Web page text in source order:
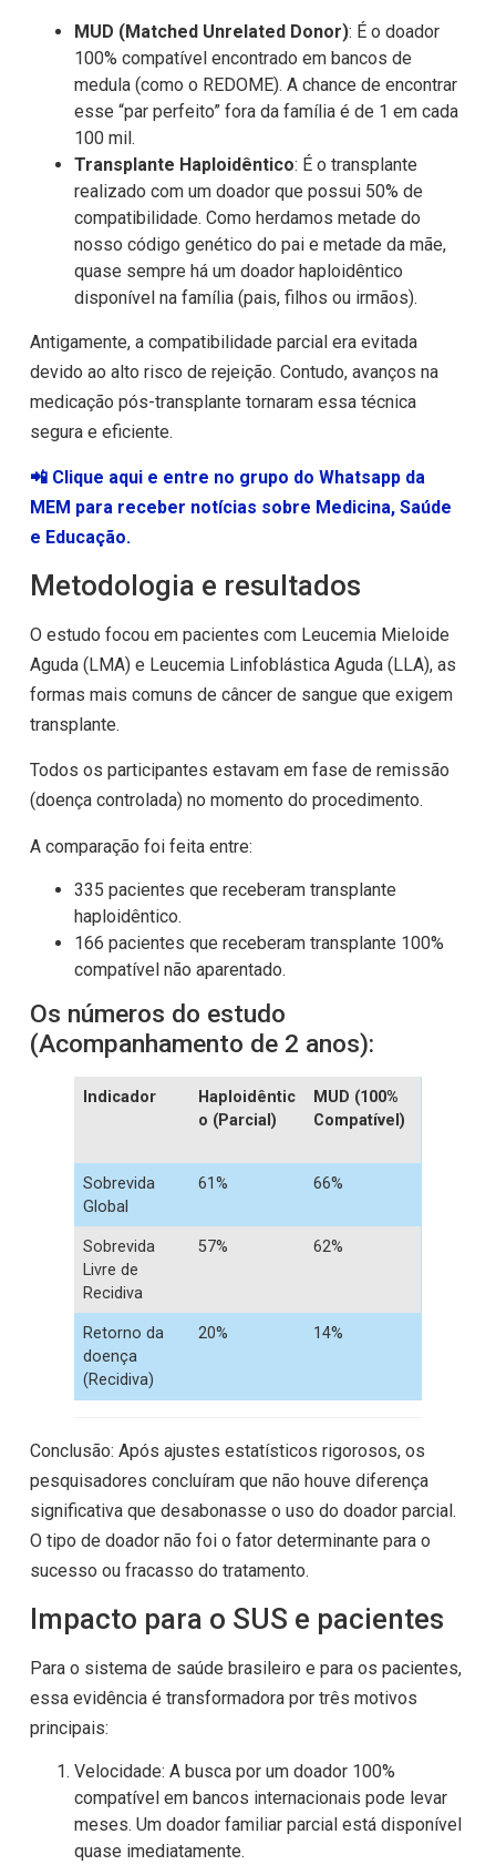
MUD (Matched Unrelated Donor): É o doador
100% compatível encontrado em bancos de
medula (como o REDOME). A chance de encontrar
esse “par perfeito” fora da família é de 1 em cada
100 mil.
Transplante Haploidêntico: É o transplante
realizado com um doador que possui 50% de
compatibilidade. Como herdamos metade do
nosso código genético do pai e metade da mãe,
quase sempre há um doador haploidêntico
disponível na família (pais, filhos ou irmãos).
Antigamente, a compatibilidade parcial era evitada
devido ao alto risco de rejeição. Contudo, avanços na
medicação pós-transplante tornaram essa técnica
segura e eficiente.
📲 Clique aqui e entre no grupo do Whatsapp da
MEM para receber notícias sobre Medicina, Saúde
e Educação.
Metodologia e resultados
O estudo focou em pacientes com Leucemia Mieloide
Aguda (LMA) e Leucemia Linfoblástica Aguda (LLA), as
formas mais comuns de câncer de sangue que exigem
transplante.
Todos os participantes estavam em fase de remissão
(doença controlada) no momento do procedimento.
A comparação foi feita entre:
335 pacientes que receberam transplante
haploidêntico.
166 pacientes que receberam transplante 100%
compatível não aparentado.
Os números do estudo
(Acompanhamento de 2 anos):
Indicador
Haploidêntic
o (Parcial)
MUD (100%
Compatível)
Sobrevida
Global
61% 66%
Sobrevida
Livre de
Recidiva
57% 62%
Retorno da
doença
(Recidiva)
20% 14%
Conclusão: Após ajustes estatísticos rigorosos, os
pesquisadores concluíram que não houve diferença
significativa que desabonasse o uso do doador parcial.
O tipo de doador não foi o fator determinante para o
sucesso ou fracasso do tratamento.
Impacto para o SUS e pacientes
Para o sistema de saúde brasileiro e para os pacientes,
essa evidência é transformadora por três motivos
principais:
Velocidade: A busca por um doador 100%
compatível em bancos internacionais pode levar
meses. Um doador familiar parcial está disponível
quase imediatamente.